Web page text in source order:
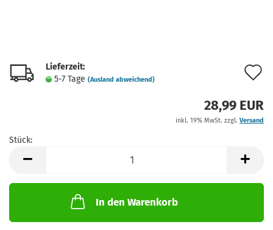
Lieferzeit:
5-7 Tage (Ausland abweichend)
28,99 EUR
inkl. 19% MwSt. zzgl. Versand
Stück:
In den Warenkorb